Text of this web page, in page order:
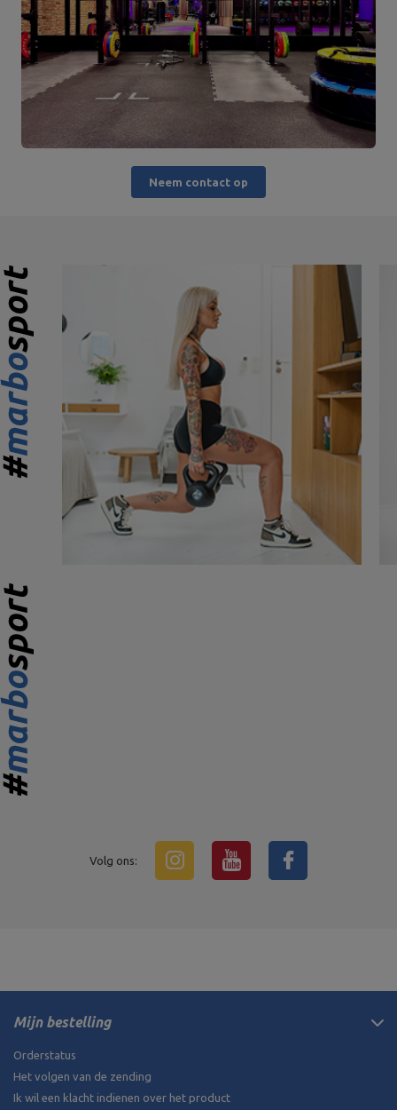
Neem contact op
Volg ons:
Mijn bestelling
Orderstatus
Het volgen van de zending
Ik wil een klacht indienen over het product